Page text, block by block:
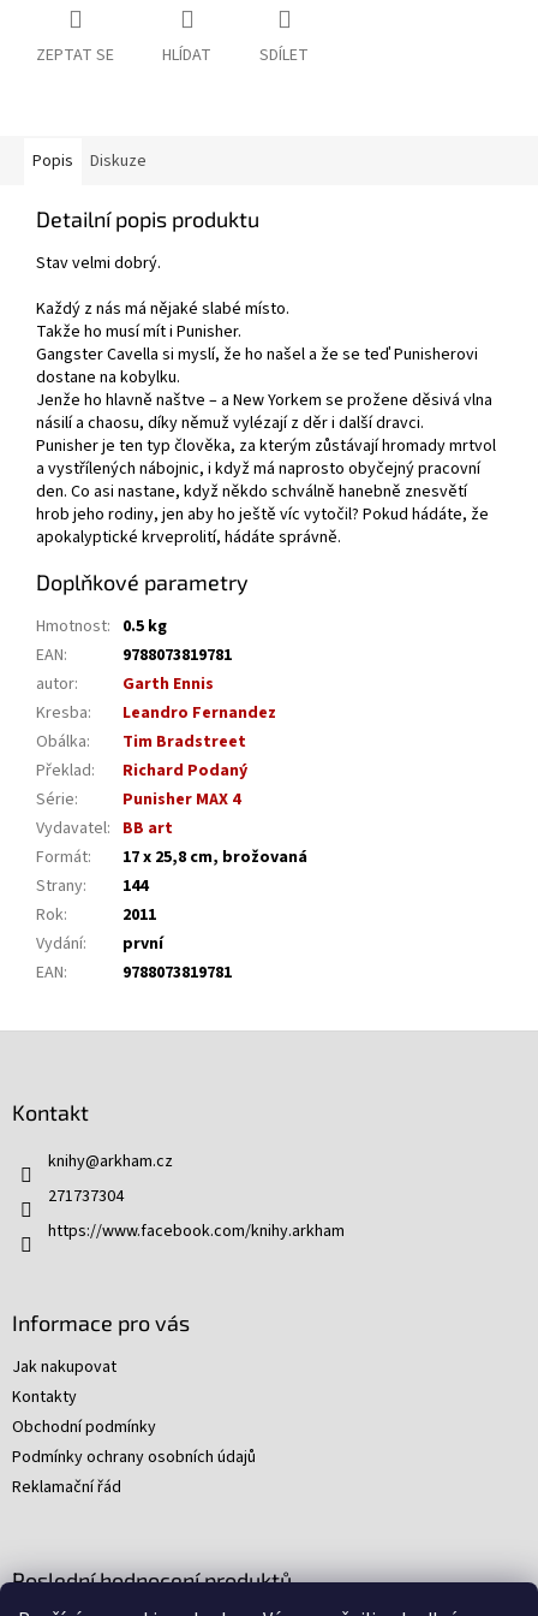
ZEPTAT SE HLÍDAT SDÍLET
Popis Diskuze
Detailní popis produktu
Stav velmi dobrý.
Každý z nás má nějaké slabé místo.
Takže ho musí mít i Punisher.
Gangster Cavella si myslí, že ho našel a že se teď Punisherovi
dostane na kobylku.
Jenže ho hlavně naštve – a New Yorkem se prožene děsivá vlna
násilí a chaosu, díky němuž vylézají z děr i další dravci.
Punisher je ten typ člověka, za kterým zůstávají hromady mrtvol
a vystřílených nábojnic, i když má naprosto obyčejný pracovní
den. Co asi nastane, když někdo schválně hanebně znesvětí
hrob jeho rodiny, jen aby ho ještě víc vytočil? Pokud hádáte, že
apokalyptické krveprolití, hádáte správně.
Doplňkové parametry
Hmotnost: 0.5 kg
EAN:
9788073819781
autor:
Garth Ennis
Kresba:
Leandro Fernandez
Obálka:
Tim Bradstreet
Překlad:
Richard Podaný
Série:
Punisher MAX 4
Vydavatel: BB art
Formát:
17 x 25,8 cm, brožovaná
Strany:
144
Rok:
2011
Vydání:
první
EAN: 9788073819781
Kontakt
knihy@arkham.cz
271737304
https://www.facebook.com/knihy.arkham
Informace pro vás
Jak nakupovat
Kontakty
Obchodní podmínky
Podmínky ochrany osobních údajů
Reklamační řád
Poslední hodnocení produktů